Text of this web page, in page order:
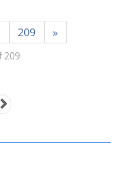
209 »
209